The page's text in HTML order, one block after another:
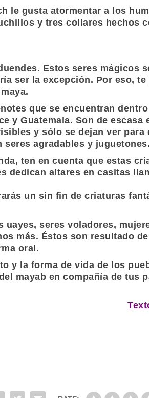
le gusta atormentar a los
y tres collares hechos
Estos seres mágicos
ser la excepción. Por eso,
que se encuentran
y Guatemala. Son de
y sólo se dejan ver
agradables y juguetones.
ten en cuenta que estas
dedican altares en casitas
un sin fin de criaturas
seres voladores,
más. Éstos son resultado
oral.
y la forma de vida de los
mayab en compañía de tus